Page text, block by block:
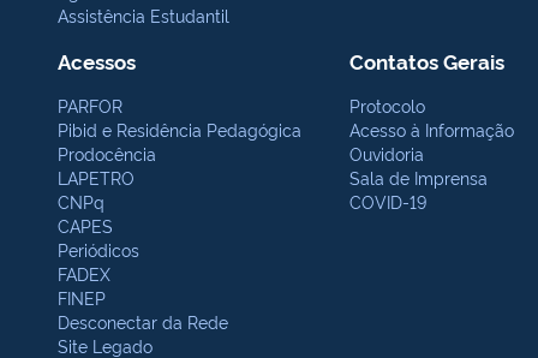
Assistência Estudantil
Acessos
PARFOR
Pibid e Residência Pedagógica
Prodocência
LAPETRO
CNPq
CAPES
Periódicos
FADEX
FINEP
Desconectar da Rede
Site Legado
Contatos Gerais
Protocolo
Acesso à Informação
Ouvidoria
Sala de Imprensa
COVID-19